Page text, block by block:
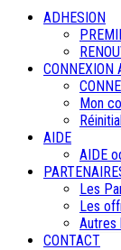
ADHESION
CONNEXION
Mon
AIDE
AIDE
Les
Les
Autres
CONTACT